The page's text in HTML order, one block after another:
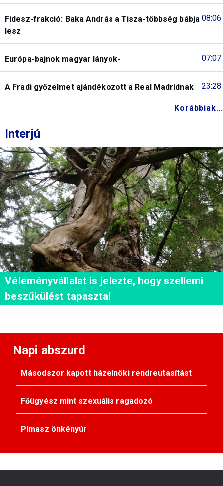
08:06
Fidesz-frakció: Baka András a Tisza-többség bábja
lesz
07:07
Európa-bajnok magyar lányok-
23:28
A Fradi győzelmet ajándékozott a Real Madridnak
Korábbiak...
Interjú
Véleményvállalat is jelezte, hogy szellemi
beszűkülést tapasztal
Napi abszurd
Másodszor kapott házelnöki rendreutasítást
Főügyész mint szexuális ragadozó
Pimasz önkényúr